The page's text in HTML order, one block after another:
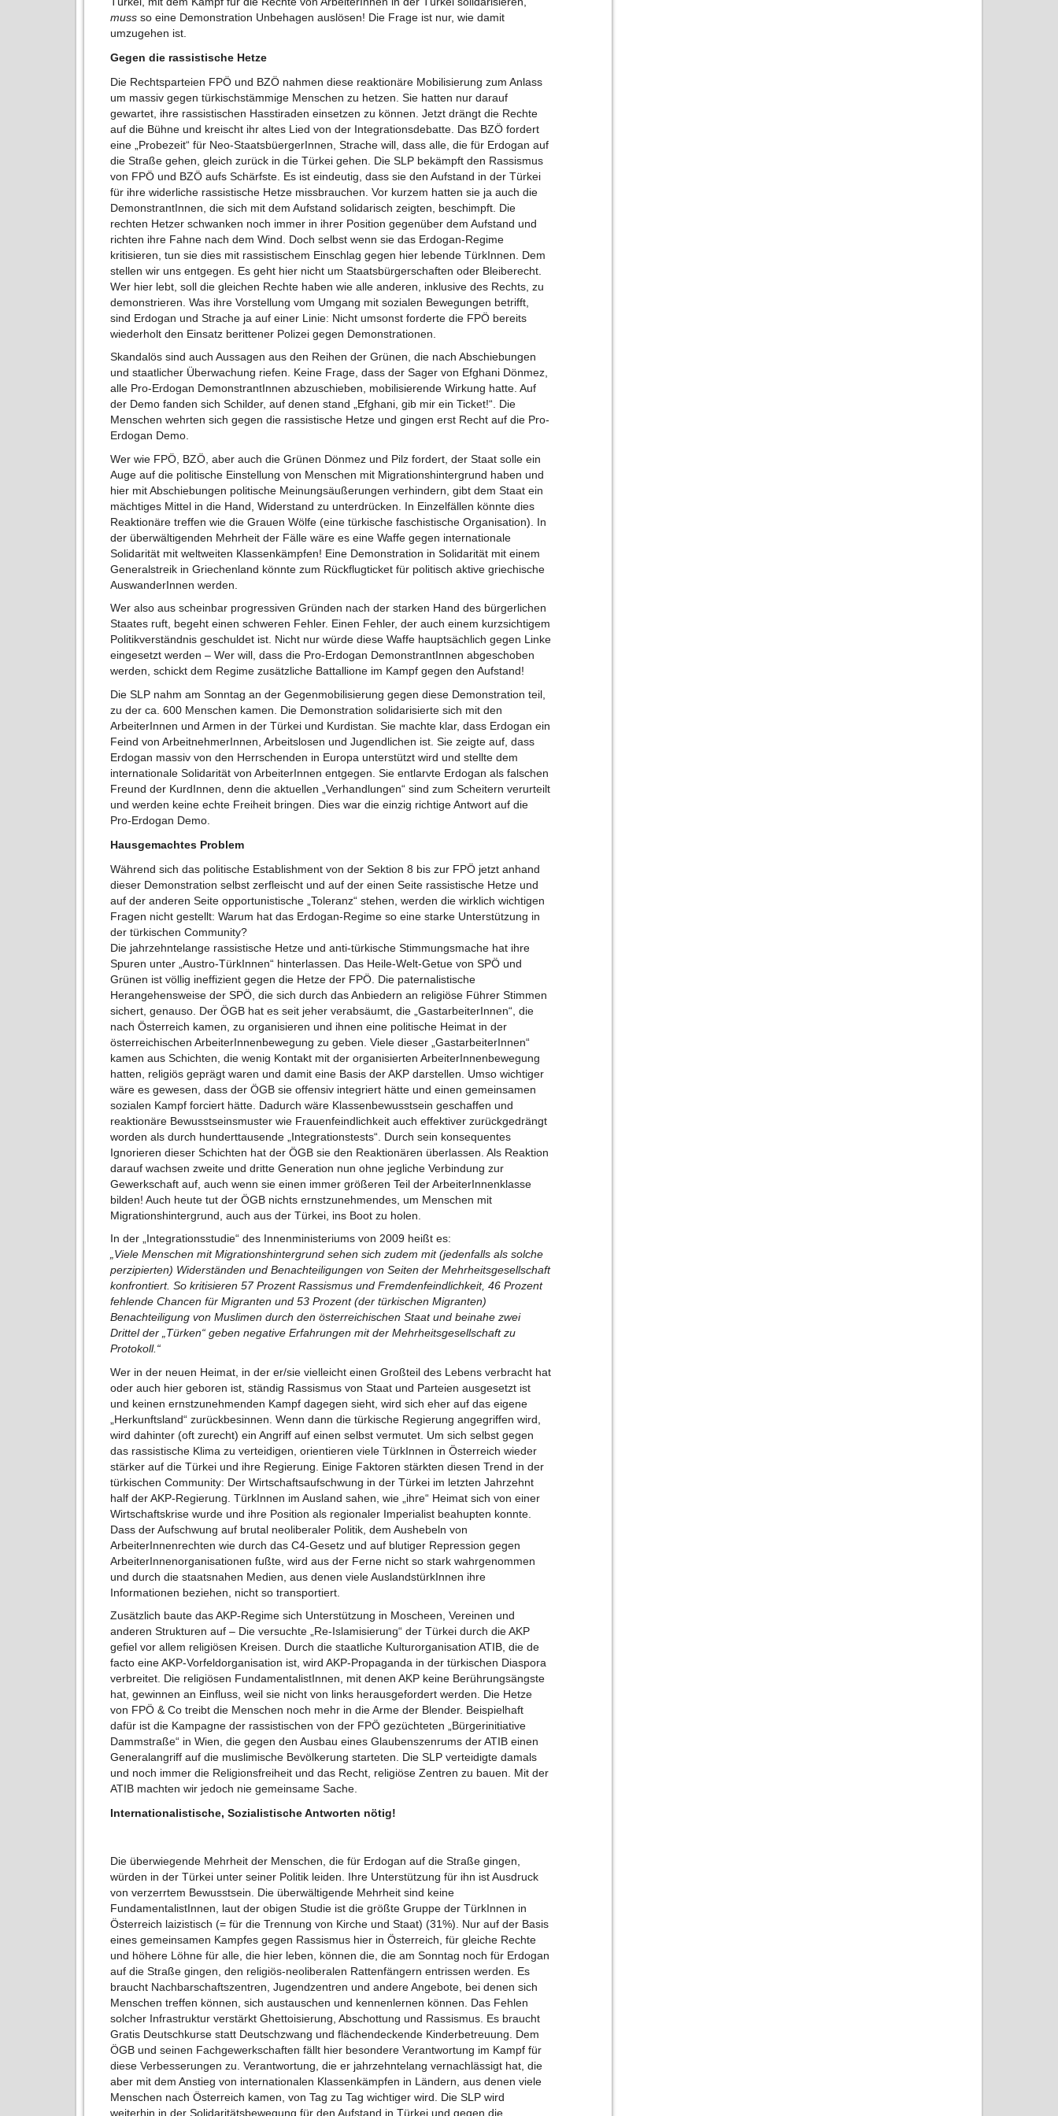
muss so eine Demonstration Unbehagen auslösen! Die Frage ist nur, wie damit
umzugehen ist.
Gegen die rassistische Hetze
Die Rechtsparteien FPÖ und BZÖ nahmen diese reaktionäre Mobilisierung zum Anlass
um massiv gegen türkischstämmige Menschen zu hetzen. Sie hatten nur darauf
gewartet, ihre rassistischen Hasstiraden einsetzen zu können. Jetzt drängt die Rechte
auf die Bühne und kreischt ihr altes Lied von der Integrationsdebatte. Das BZÖ fordert
eine „Probezeit“ für Neo-StaatsbüergerInnen, Strache will, dass alle, die für Erdogan auf
die Straße gehen, gleich zurück in die Türkei gehen. Die SLP bekämpft den Rassismus
von FPÖ und BZÖ aufs Schärfste. Es ist eindeutig, dass sie den Aufstand in der Türkei
für ihre widerliche rassistische Hetze missbrauchen. Vor kurzem hatten sie ja auch die
DemonstrantInnen, die sich mit dem Aufstand solidarisch zeigten, beschimpft. Die
rechten Hetzer schwanken noch immer in ihrer Position gegenüber dem Aufstand und
richten ihre Fahne nach dem Wind. Doch selbst wenn sie das Erdogan-Regime
kritisieren, tun sie dies mit rassistischem Einschlag gegen hier lebende TürkInnen. Dem
stellen wir uns entgegen. Es geht hier nicht um Staatsbürgerschaften oder Bleiberecht.
Wer hier lebt, soll die gleichen Rechte haben wie alle anderen, inklusive des Rechts, zu
demonstrieren. Was ihre Vorstellung vom Umgang mit sozialen Bewegungen betrifft,
sind Erdogan und Strache ja auf einer Linie: Nicht umsonst forderte die FPÖ bereits
wiederholt den Einsatz berittener Polizei gegen Demonstrationen.
Skandalös sind auch Aussagen aus den Reihen der Grünen, die nach Abschiebungen
und staatlicher Überwachung riefen. Keine Frage, dass der Sager von Efghani Dönmez,
alle Pro-Erdogan DemonstrantInnen abzuschieben, mobilisierende Wirkung hatte. Auf
der Demo fanden sich Schilder, auf denen stand „Efghani, gib mir ein Ticket!“. Die
Menschen wehrten sich gegen die rassistische Hetze und gingen erst Recht auf die Pro-
Erdogan Demo.
Wer wie FPÖ, BZÖ, aber auch die Grünen Dönmez und Pilz fordert, der Staat solle ein
Auge auf die politische Einstellung von Menschen mit Migrationshintergrund haben und
hier mit Abschiebungen politische Meinungsäußerungen verhindern, gibt dem Staat ein
mächtiges Mittel in die Hand, Widerstand zu unterdrücken. In Einzelfällen könnte dies
Reaktionäre treffen wie die Grauen Wölfe (eine türkische faschistische Organisation). In
der überwältigenden Mehrheit der Fälle wäre es eine Waffe gegen internationale
Solidarität mit weltweiten Klassenkämpfen! Eine Demonstration in Solidarität mit einem
Generalstreik in Griechenland könnte zum Rückflugticket für politisch aktive griechische
AuswanderInnen werden.
Wer also aus scheinbar progressiven Gründen nach der starken Hand des bürgerlichen
Staates ruft, begeht einen schweren Fehler. Einen Fehler, der auch einem kurzsichtigem
Politikverständnis geschuldet ist. Nicht nur würde diese Waffe hauptsächlich gegen Linke
eingesetzt werden – Wer will, dass die Pro-Erdogan DemonstrantInnen abgeschoben
werden, schickt dem Regime zusätzliche Battallione im Kampf gegen den Aufstand!
Die SLP nahm am Sonntag an der Gegenmobilisierung gegen diese Demonstration teil,
zu der ca. 600 Menschen kamen. Die Demonstration solidarisierte sich mit den
ArbeiterInnen und Armen in der Türkei und Kurdistan. Sie machte klar, dass Erdogan ein
Feind von ArbeitnehmerInnen, Arbeitslosen und Jugendlichen ist. Sie zeigte auf, dass
Erdogan massiv von den Herrschenden in Europa unterstützt wird und stellte dem
internationale Solidarität von ArbeiterInnen entgegen. Sie entlarvte Erdogan als falschen
Freund der KurdInnen, denn die aktuellen „Verhandlungen“ sind zum Scheitern verurteilt
und werden keine echte Freiheit bringen. Dies war die einzig richtige Antwort auf die
Pro-Erdogan Demo.
Hausgemachtes Problem
Während sich das politische Establishment von der Sektion 8 bis zur FPÖ jetzt anhand
dieser Demonstration selbst zerfleischt und auf der einen Seite rassistische Hetze und
auf der anderen Seite opportunistische „Toleranz“ stehen, werden die wirklich wichtigen
Fragen nicht gestellt: Warum hat das Erdogan-Regime so eine starke Unterstützung in
der türkischen Community?
Die jahrzehntelange rassistische Hetze und anti-türkische Stimmungsmache hat ihre
Spuren unter „Austro-TürkInnen“ hinterlassen. Das Heile-Welt-Getue von SPÖ und
Grünen ist völlig ineffizient gegen die Hetze der FPÖ. Die paternalistische
Herangehensweise der SPÖ, die sich durch das Anbiedern an religiöse Führer Stimmen
sichert, genauso. Der ÖGB hat es seit jeher verabsäumt, die „GastarbeiterInnen“, die
nach Österreich kamen, zu organisieren und ihnen eine politische Heimat in der
österreichischen ArbeiterInnenbewegung zu geben. Viele dieser „GastarbeiterInnen“
kamen aus Schichten, die wenig Kontakt mit der organisierten ArbeiterInnenbewegung
hatten, religiös geprägt waren und damit eine Basis der AKP darstellen. Umso wichtiger
wäre es gewesen, dass der ÖGB sie offensiv integriert hätte und einen gemeinsamen
sozialen Kampf forciert hätte. Dadurch wäre Klassenbewusstsein geschaffen und
reaktionäre Bewusstseinsmuster wie Frauenfeindlichkeit auch effektiver zurückgedrängt
worden als durch hunderttausende „Integrationstests“. Durch sein konsequentes
Ignorieren dieser Schichten hat der ÖGB sie den Reaktionären überlassen. Als Reaktion
darauf wachsen zweite und dritte Generation nun ohne jegliche Verbindung zur
Gewerkschaft auf, auch wenn sie einen immer größeren Teil der ArbeiterInnenklasse
bilden! Auch heute tut der ÖGB nichts ernstzunehmendes, um Menschen mit
Migrationshintergrund, auch aus der Türkei, ins Boot zu holen.
In der „Integrationsstudie“ des Innenministeriums von 2009 heißt es:
„Viele Menschen mit Migrationshintergrund sehen sich zudem mit (jedenfalls als solche
perzipierten) Widerständen und Benachteiligungen von Seiten der Mehrheitsgesellschaft
konfrontiert. So kritisieren 57 Prozent Rassismus und Fremdenfeindlichkeit, 46 Prozent
fehlende Chancen für Migranten und 53 Prozent (der türkischen Migranten)
Benachteiligung von Muslimen durch den österreichischen Staat und beinahe zwei
Drittel der „Türken“ geben negative Erfahrungen mit der Mehrheitsgesellschaft zu
Protokoll.“
Wer in der neuen Heimat, in der er/sie vielleicht einen Großteil des Lebens verbracht hat
oder auch hier geboren ist, ständig Rassismus von Staat und Parteien ausgesetzt ist
und keinen ernstzunehmenden Kampf dagegen sieht, wird sich eher auf das eigene
„Herkunftsland“ zurückbesinnen. Wenn dann die türkische Regierung angegriffen wird,
wird dahinter (oft zurecht) ein Angriff auf einen selbst vermutet. Um sich selbst gegen
das rassistische Klima zu verteidigen, orientieren viele TürkInnen in Österreich wieder
stärker auf die Türkei und ihre Regierung. Einige Faktoren stärkten diesen Trend in der
türkischen Community: Der Wirtschaftsaufschwung in der Türkei im letzten Jahrzehnt
half der AKP-Regierung. TürkInnen im Ausland sahen, wie „ihre“ Heimat sich von einer
Wirtschaftskrise wurde und ihre Position als regionaler Imperialist beahupten konnte.
Dass der Aufschwung auf brutal neoliberaler Politik, dem Aushebeln von
ArbeiterInnenrechten wie durch das C4-Gesetz und auf blutiger Repression gegen
ArbeiterInnenorganisationen fußte, wird aus der Ferne nicht so stark wahrgenommen
und durch die staatsnahen Medien, aus denen viele AuslandstürkInnen ihre
Informationen beziehen, nicht so transportiert.
Zusätzlich baute das AKP-Regime sich Unterstützung in Moscheen, Vereinen und
anderen Strukturen auf – Die versuchte „Re-Islamisierung“ der Türkei durch die AKP
gefiel vor allem religiösen Kreisen. Durch die staatliche Kulturorganisation ATIB, die de
facto eine AKP-Vorfeldorganisation ist, wird AKP-Propaganda in der türkischen Diaspora
verbreitet. Die religiösen FundamentalistInnen, mit denen AKP keine Berührungsängste
hat, gewinnen an Einfluss, weil sie nicht von links herausgefordert werden. Die Hetze
von FPÖ & Co treibt die Menschen noch mehr in die Arme der Blender. Beispielhaft
dafür ist die Kampagne der rassistischen von der FPÖ gezüchteten „Bürgerinitiative
Dammstraße“ in Wien, die gegen den Ausbau eines Glaubenszenrums der ATIB einen
Generalangriff auf die muslimische Bevölkerung starteten. Die SLP verteidigte damals
und noch immer die Religionsfreiheit und das Recht, religiöse Zentren zu bauen. Mit der
ATIB machten wir jedoch nie gemeinsame Sache.
Internationalistische, Sozialistische Antworten nötig!
Die überwiegende Mehrheit der Menschen, die für Erdogan auf die Straße gingen,
würden in der Türkei unter seiner Politik leiden. Ihre Unterstützung für ihn ist Ausdruck
von verzerrtem Bewusstsein. Die überwältigende Mehrheit sind keine
FundamentalistInnen, laut der obigen Studie ist die größte Gruppe der TürkInnen in
Österreich laizistisch (= für die Trennung von Kirche und Staat) (31%). Nur auf der Basis
eines gemeinsamen Kampfes gegen Rassismus hier in Österreich, für gleiche Rechte
und höhere Löhne für alle, die hier leben, können die, die am Sonntag noch für Erdogan
auf die Straße gingen, den religiös-neoliberalen Rattenfängern entrissen werden. Es
braucht Nachbarschaftszentren, Jugendzentren und andere Angebote, bei denen sich
Menschen treffen können, sich austauschen und kennenlernen können. Das Fehlen
solcher Infrastruktur verstärkt Ghettoisierung, Abschottung und Rassismus. Es braucht
Gratis Deutschkurse statt Deutschzwang und flächendeckende Kinderbetreuung. Dem
ÖGB und seinen Fachgewerkschaften fällt hier besondere Verantwortung im Kampf für
diese Verbesserungen zu. Verantwortung, die er jahrzehntelang vernachlässigt hat, die
aber mit dem Anstieg von internationalen Klassenkämpfen in Ländern, aus denen viele
Menschen nach Österreich kamen, von Tag zu Tag wichtiger wird. Die SLP wird
weiterhin in der Solidaritätsbewegung für den Aufstand in Türkei und gegen die